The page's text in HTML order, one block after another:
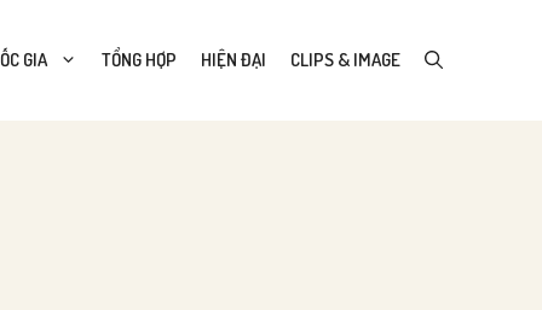
GIA TỔNG HỢP HIỆN ĐẠI CLIPS & IMAGE